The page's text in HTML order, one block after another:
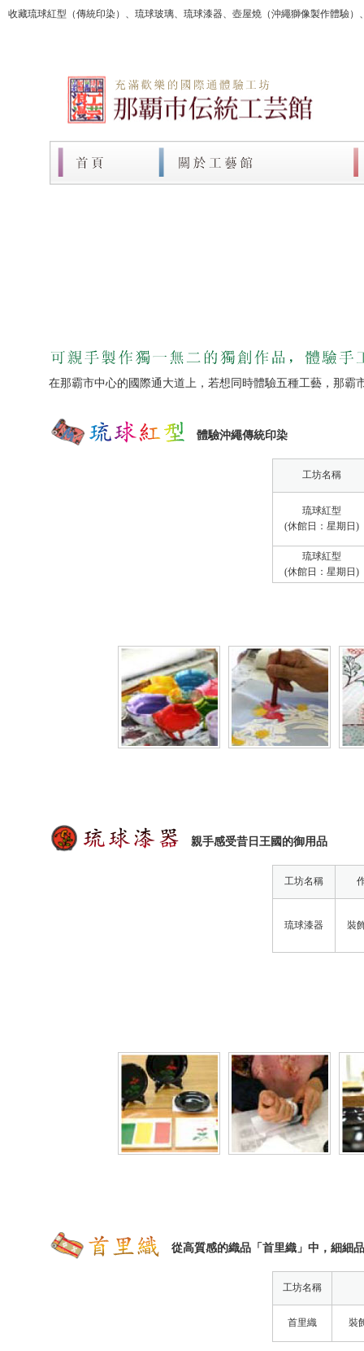
收藏琉球紅型（傳統印染）、琉球玻璃、琉球漆器、壺屋燒（沖繩獅像製作體驗
在那霸市中心的國際通大道上，若想同時體驗五種工藝，那霸
體驗沖繩傳統印染
工坊名稱
琉球紅型
(休館日：星期日)
琉球紅型
(休館日：星期日)
親手感受昔日王國的御用品
工坊名稱
琉球漆器 裝
從高質感的織品「首里織」中，細細
工坊名稱
首里織 裝